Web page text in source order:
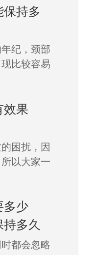
保持多
纪，颈部
比较容易
效果
困扰，因
以大家一
多少
多久
都会忽略